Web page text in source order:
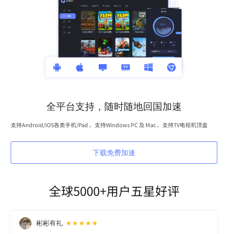
全平台支持，随时随地回国加速
支持Android/iOS各类手机/Pad 、支持Windows PC 及 Mac 、支持TV电视机顶盒
下载免费加速
全球5000+用户五星好评
彬彬有礼